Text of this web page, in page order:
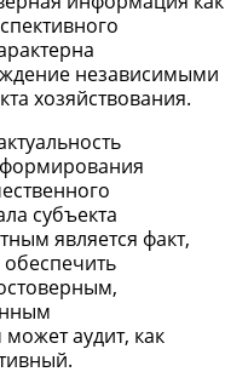
независимыми
хозяйствования.
субъекта
является факт,
аудит, как